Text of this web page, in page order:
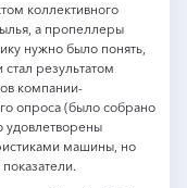
коллективного
а пропеллеры
нужно было понять,
результатом
компании-
опроса (было собрано
удовлетворены
машины, но